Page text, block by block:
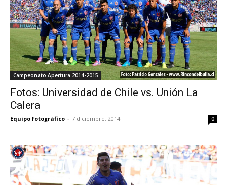
Campeonato Apertura 2014-2015
Fotos: Universidad de Chile vs. Unión La
Calera
Equipo fotográfico - 7 diciembre, 2014 0